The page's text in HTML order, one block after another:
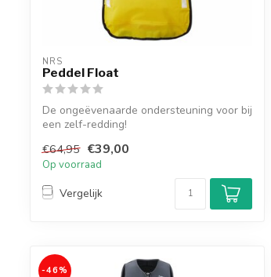
NRS
Peddel Float
De ongeëvenaarde ondersteuning voor bij
een zelf-redding!
€64,95 €39,00
Op voorraad
Vergelijk
-46%